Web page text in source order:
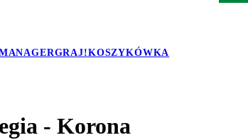
GRAJ!KOSZYKÓWKA
- Korona